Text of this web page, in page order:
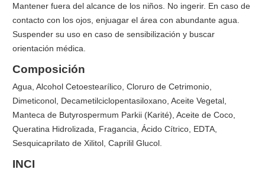
Mantener fuera del alcance de los niños. No ingerir. En caso de
contacto con los ojos, enjuagar el área con abundante agua.
Suspender su uso en caso de sensibilización y buscar
orientación médica.
Composición
Agua, Alcohol Cetoestearílico, Cloruro de Cetrimonio,
Dimeticonol, Decametilciclopentasiloxano, Aceite Vegetal,
Manteca de Butyrospermum Parkii (Karité), Aceite de Coco,
Queratina Hidrolizada, Fragancia, Ácido Cítrico, EDTA,
Sesquicaprilato de Xilitol, Caprilil Glucol.
INCI